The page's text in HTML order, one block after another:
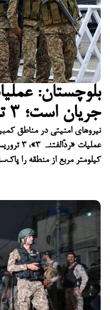
جریان است؛ ۳ تروریست کشته شدند
نیروهای امنیتی در مناطق
کیلومتر مربع از منطقه را